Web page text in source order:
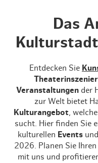
Das
Entdecken Sie
Veranstaltungen der
zur Welt bietet
Kulturangebot,
sucht. Hier finden Sie
kulturellen Events und
2026. Planen Sie Ihren
mit uns und